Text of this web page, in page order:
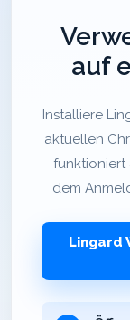
auf
Installiere
aktuellen
funktioniert
dem
Lingard